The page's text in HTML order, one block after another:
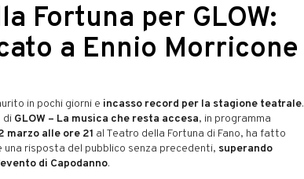
Fortuna per GLOW:
a Ennio Morricone
in pochi giorni e incasso record per la stagione teatrale.
di GLOW – La musica che resta accesa, in programma
marzo alle ore 21 al Teatro della Fortuna di Fano, ha fatto
una risposta del pubblico senza precedenti, superando
di Capodanno.